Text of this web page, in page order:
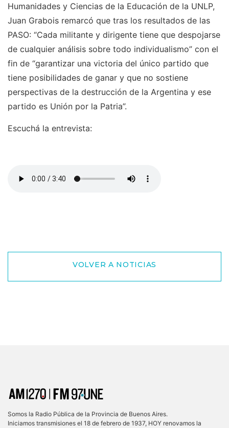
Humanidades y Ciencias de la Educación de la UNLP,
Juan Grabois remarcó que tras los resultados de las
PASO: “Cada militante y dirigente tiene que despojarse
de cualquier análisis sobre todo individualismo” con el
fin de “garantizar una victoria del único partido que
tiene posibilidades de ganar y que no sostiene
perspectivas de la destrucción de la Argentina y ese
partido es Unión por la Patria”.
Escuchá la entrevista:
VOLVER A NOTICIAS
Somos la Radio Pública de la Provincia de Buenos Aires.
Iniciamos transmisiones el 18 de febrero de 1937, HOY renovamos la